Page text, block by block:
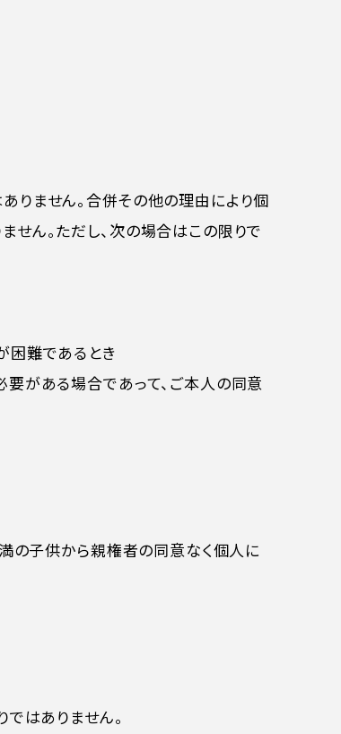
りません。合併その他の理由により個
ん。ただし、次の場合はこの限りで
困難であるとき
がある場合であって、ご本人の同意
の子供から親権者の同意なく個人に
はありません。